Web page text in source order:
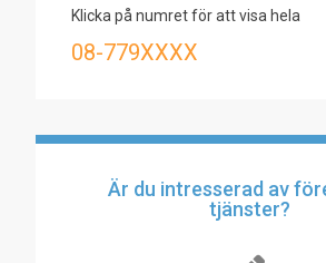
Klicka på numret för att visa hela
08-779XXXX
Är du intresserad av
tjänster?